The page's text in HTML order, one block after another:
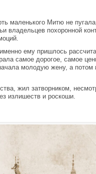
маленького Митю не
владельцев похоронной
ему пришлось
самое дорогое, самое
молодую жену, а потом
жил затворником,
излишеств и роскоши.